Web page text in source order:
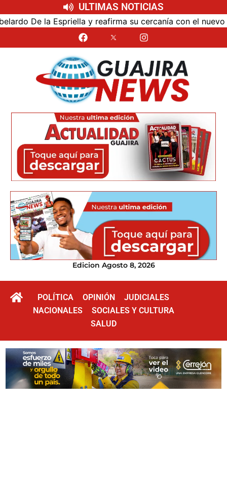
ULTIMAS NOTICIAS
su cercanía con el nuevo Gobierno
Edicion Agosto 8, 2026
POLÍTICA OPINIÓN
JUDICIALES
NACIONALES
SOCIALES Y CULTURA
SALUD